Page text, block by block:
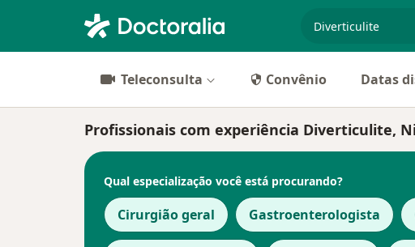
Teleconsulta Convênio Datas
Profissionais com experiência Diverticulite,
Qual especialização você está procurando?
Cirurgião geral Gastroenterologista